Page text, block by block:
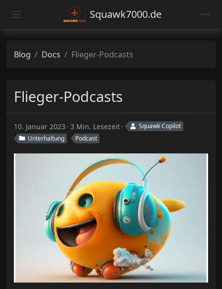
Squawk7000.de
Blog Docs Flieger-Podcasts
Flieger-Podcasts
10. Januar 2023 3 Min. Lesezeit
Squawk Copilot
Unterhaltung
Podcast